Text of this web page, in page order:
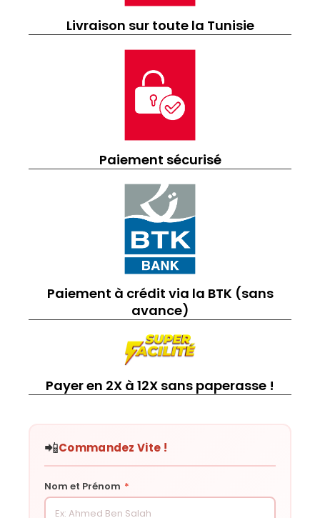
Livraison sur toute la Tunisie
Paiement sécurisé
Paiement à crédit via la BTK (sans
avance)
Payer en 2X à 12X sans paperasse !
📲Commandez Vite !
Nom et Prénom *